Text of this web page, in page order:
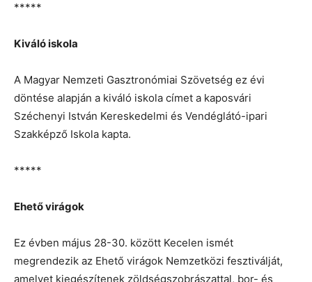
*****
Kiváló iskola
A Magyar Nemzeti Gasztronómiai Szövetség ez évi
döntése alapján a kiváló iskola címet a kaposvári
Széchenyi István Kereskedelmi és Vendéglátó-ipari
Szakképző Iskola kapta.
*****
Ehető virágok
Ez évben május 28-30. között Kecelen ismét
megrendezik az Ehető virágok Nemzetközi fesztiválját,
amelyet kiegészítenek zöldségszobrászattal, bor- és